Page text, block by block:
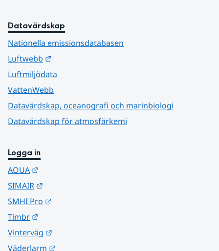
Datavärdskap
Nationella emissionsdatabasen
Luftwebb
Luftmiljödata
VattenWebb
Datavärdskap, oceanografi och marinbiologi
Datavärdskap för atmosfärkemi
Logga in
AQUA
SIMAIR
SMHI Pro
Timbr
Vinterväg
Väderlarm